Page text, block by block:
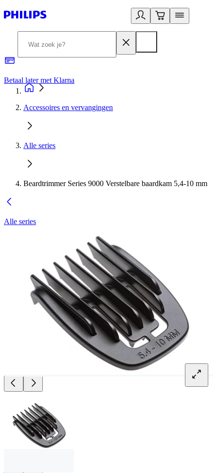
Betaal later met Klarna
Accessoires en vervangingen
Alle series
Beardtrimmer Series 9000 Verstelbare baardkam 5,4-10 mm
Alle series